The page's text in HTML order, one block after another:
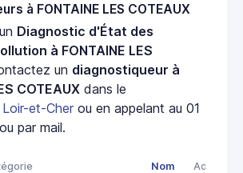
à FONTAINE LES COTEAUX
Diagnostic d'État des
à FONTAINE LES
un diagnostiqueur à
COTEAUX dans le
Loir-et-Cher ou en appelant au 01
par mail.
Nom Adresse